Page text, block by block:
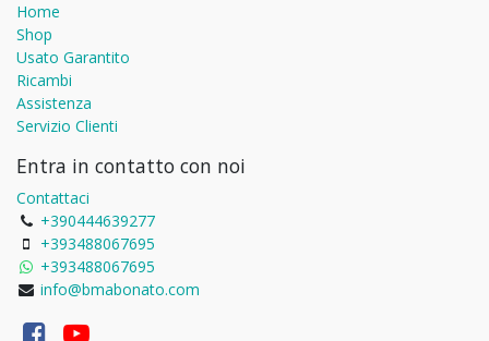
Home
Shop
Usato Garantito
Ricambi
Assistenza
Servizio Clienti
Entra in contatto con noi
Contattaci
+390444639277
+393488067695
+393488067695
info@bmabonato.com